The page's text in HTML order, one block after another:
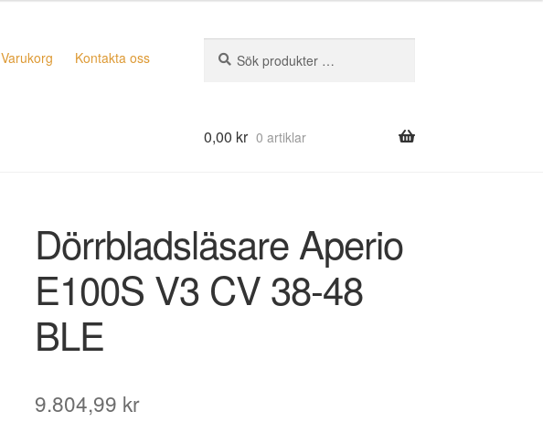
Varukorg Kontakta oss
efter:
0,00 kr 0 artiklar
Dörrbladsläsare Aperio
E100S V3 CV 38-48
BLE
9.804,99 kr